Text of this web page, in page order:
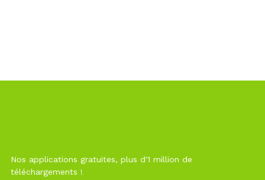
Nos applications gratuites, plus d'1 million de
téléchargements !